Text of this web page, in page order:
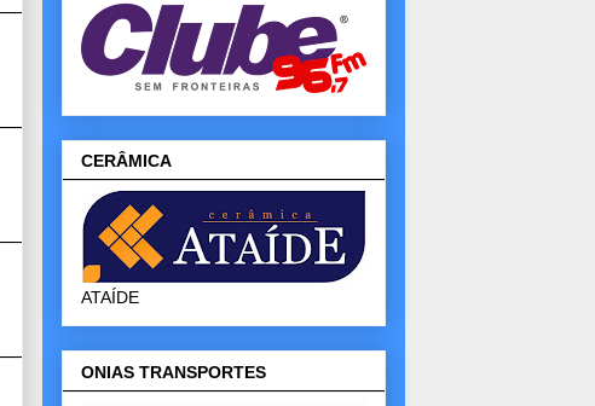
CERÂMICA
ATAÍDE
ONIAS TRANSPORTES